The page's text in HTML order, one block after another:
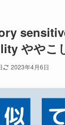
ややこ
2023年4月6日